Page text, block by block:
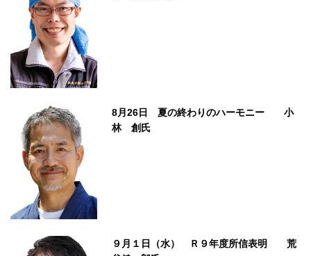
8月26日 夏の終わりのハーモニー 小
林 創氏
９月１日（水） Ｒ９年度所信表明 荒